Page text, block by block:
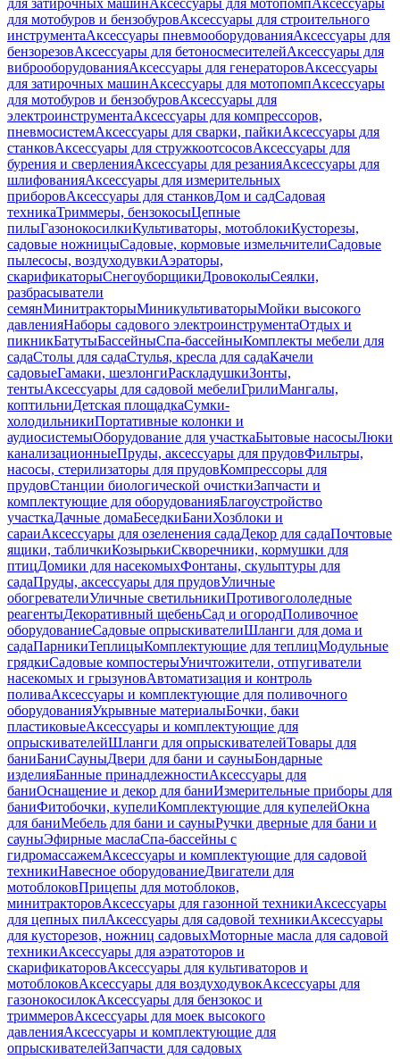
для затирочных машинАксессуары для мотопомпАксессуары
для мотобуров и бензобуровАксессуары для строительного
инструментаАксессуары пневмооборудованияАксессуары для
бензорезовАксессуары для бетоносмесителейАксессуары для
виброоборудованияАксессуары для генераторовАксессуары
для затирочных машинАксессуары для мотопомпАксессуары
для мотобуров и бензобуровАксессуары для
электроинструментаАксессуары для компрессоров,
пневмосистемАксессуары для сварки, пайкиАксессуары для
станковАксессуары для стружкоотсосовАксессуары для
бурения и сверленияАксессуары для резанияАксессуары для
шлифованияАксессуары для измерительных
приборовАксессуары для станковДом и садСадовая
техникаТриммеры, бензокосыЦепные
пилыГазонокосилкиКультиваторы, мотоблокиКусторезы,
садовые ножницыСадовые, кормовые измельчителиСадовые
пылесосы, воздуходувкиАэраторы,
скарификаторыСнегоуборщикиДровоколыСеялки,
разбрасыватели
семянМинитракторыМиникультиваторыМойки высокого
давленияНаборы садового электроинструментаОтдых и
пикникБатутыБассейныСпа-бассейныКомплекты мебели для
садаСтолы для садаСтулья, кресла для садаКачели
садовыеГамаки, шезлонгиРаскладушкиЗонты,
тентыАксессуары для садовой мебелиГрилиМангалы,
коптильниДетская площадкаСумки-
холодильникиПортативные колонки и
аудиосистемыОборудование для участкаБытовые насосыЛюки
канализационныеПруды, аксессуары для прудовФильтры,
насосы, стерилизаторы для прудовКомпрессоры для
прудовСтанции биологической очисткиЗапчасти и
комплектующие для оборудованияБлагоустройство
участкаДачные домаБеседкиБаниХозблоки и
сараиАксессуары для озеленения садаДекор для садаПочтовые
ящики, табличкиКозырькиСкворечники, кормушки для
птицДомики для насекомыхФонтаны, скульптуры для
садаПруды, аксессуары для прудовУличные
обогревателиУличные светильникиПротивогололедные
реагентыДекоративный щебеньСад и огородПоливочное
оборудованиеСадовые опрыскивателиШланги для дома и
садаПарникиТеплицыКомплектующие для теплицМодульные
грядкиСадовые компостерыУничтожители, отпугиватели
насекомых и грызуновАвтоматизация и контроль
поливаАксессуары и комплектующие для поливочного
оборудованияУкрывные материалыБочки, баки
пластиковыеАксессуары и комплектующие для
опрыскивателейШланги для опрыскивателейТовары для
баниБаниСауныДвери для бани и сауныБондарные
изделияБанные принадлежностиАксессуары для
баниОснащение и декор для баниИзмерительные приборы для
баниФитобочки, купелиКомплектующие для купелейОкна
для баниМебель для бани и сауныРучки дверные для бани и
сауныЭфирные маслаСпа-бассейны с
гидромассажемАксессуары и комплектующие для садовой
техникиНавесное оборудованиеДвигатели для
мотоблоковПрицепы для мотоблоков,
минитракторовАксессуары для газонной техникиАксессуары
для цепных пилАксессуары для садовой техникиАксессуары
для кусторезов, ножниц садовыхМоторные масла для садовой
техникиАксессуары для аэратоторов и
скарификаторовАксессуары для культиваторов и
мотоблоковАксессуары для воздуходувокАксессуары для
газонокосилокАксессуары для бензокос и
триммеровАксессуары для моек высокого
давленияАксессуары и комплектующие для
опрыскивателейЗапчасти для садовых